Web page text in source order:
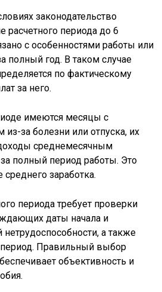
законодательство
расчетного периода до 6
с особенностями работы или
полный год. В таком случае
по фактическому
за него.
имеются месяцы с
за болезни или отпуска, их
среднемесячным
полный период работы. Это
заработка.
периода требует проверки
даты начала и
а также
период. Правильный выбор
объективность и